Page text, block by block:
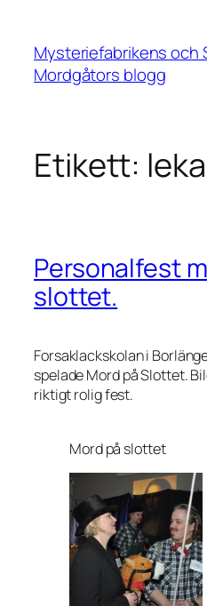
innehåll
Mysteriefabrikens och
Mordgåtors blogg
Etikett:
Personalfest
slottet.
Forsaklackskolan i
spelade Mord på Slottet.
riktigt rolig fest.
Mord på slottet